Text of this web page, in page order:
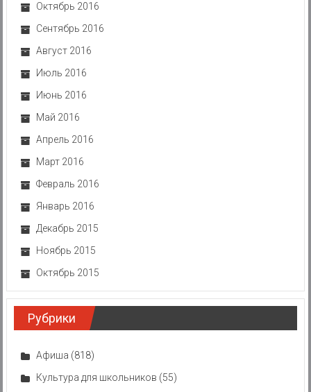
Октябрь 2016
Сентябрь 2016
Август 2016
Июль 2016
Июнь 2016
Май 2016
Апрель 2016
Март 2016
Февраль 2016
Январь 2016
Декабрь 2015
Ноябрь 2015
Октябрь 2015
Рубрики
Афиша (818)
Культура для школьников (55)